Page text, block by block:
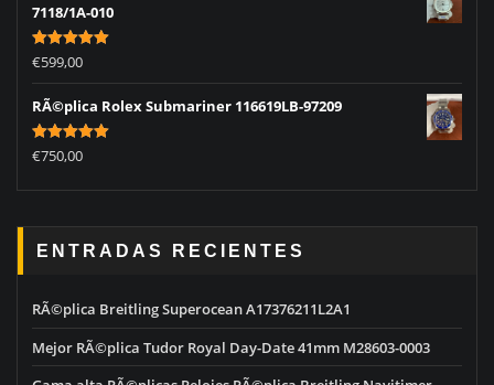
7118/1A-010
Rated5.00
out of 5
€599,00
RÃ©plica Rolex Submariner 116619LB-97209
Rated5.00
out of 5
€750,00
ENTRADAS RECIENTES
RÃ©plica Breitling Superocean A17376211L2A1
Mejor RÃ©plica Tudor Royal Day-Date 41mm M28603-0003